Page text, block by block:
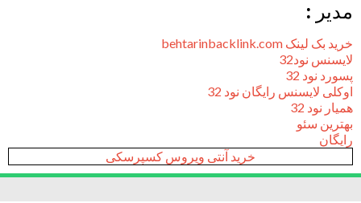
مدیر :
خرید بک لینک behtarinbacklink.com
لایسنس نود32
پسورد نود 32
اوکلی لایسنس رایگان نود 32
همیار نود 32
بهترین سئو
رایگان
خرید آنتی ویروس کسپرسکی